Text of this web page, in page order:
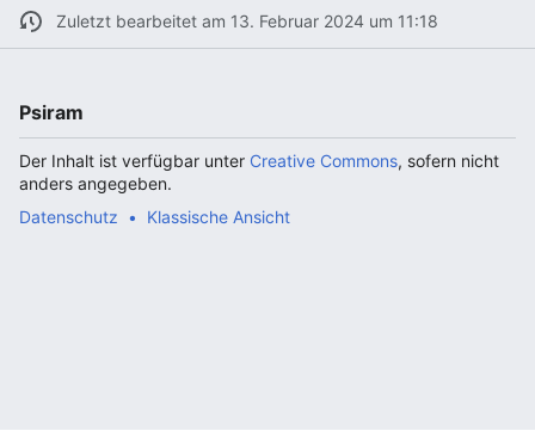
Zuletzt bearbeitet am 13. Februar 2024 um 11:18
Psiram
Der Inhalt ist verfügbar unter Creative Commons, sofern nicht
anders angegeben.
Datenschutz
Klassische Ansicht